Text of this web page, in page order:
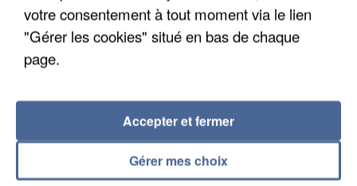
votre consentement à tout moment via le lien
"Gérer les cookies" situé en bas de chaque
page.
Gérer mes choix
Accepter et fermer